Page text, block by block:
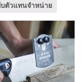
ตัวแทนจำหน่าย